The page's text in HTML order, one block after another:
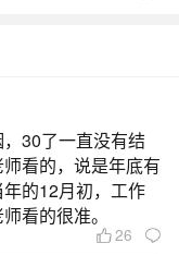
业有贵人。今
：上学的学业
旺父母，家宅
，农历五月、十
领导力提升，但
30了一直没有结
看的，说是年底有
的12月初，工作
看的很准。
26